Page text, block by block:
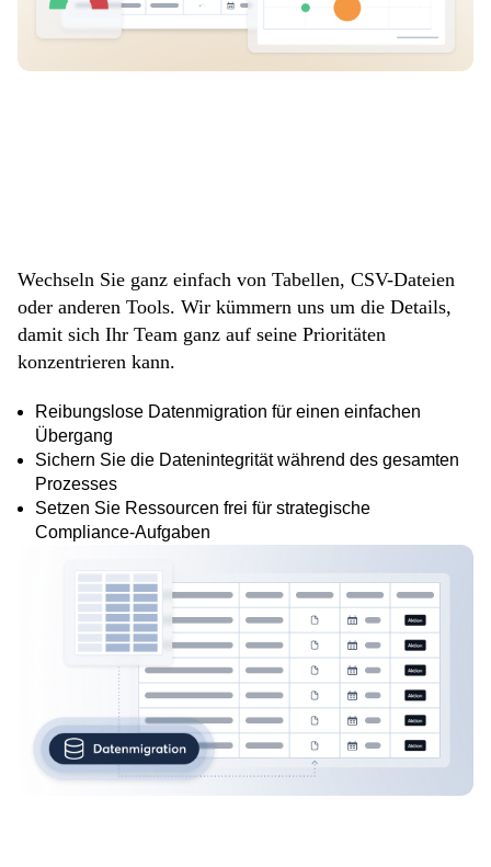
Wechseln Sie ganz einfach von Tabellen, CSV-Dateien
oder anderen Tools. Wir kümmern uns um die Details,
damit sich Ihr Team ganz auf seine Prioritäten
konzentrieren kann.
Reibungslose Datenmigration für einen einfachen
Übergang
Sichern Sie die Datenintegrität während des gesamten
Prozesses
Setzen Sie Ressourcen frei für strategische
Compliance-Aufgaben